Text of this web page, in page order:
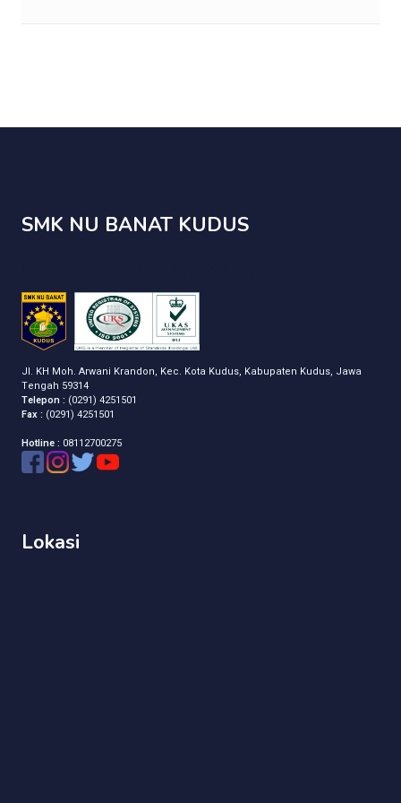
SMK NU BANAT KUDUS
Jl. KH Moh. Arwani Krandon, Kec. Kota Kudus, Kabupaten Kudus, Jawa
Tengah 59314
Telepon : (0291) 4251501
Fax : (0291) 4251501
Hotline : 08112700275
Lokasi